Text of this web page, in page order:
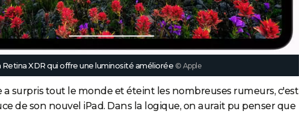
Retina XDR qui offre une luminosité améliorée © Apple
a surpris tout le monde et éteint les nombreuses rumeurs, c'est
de son nouvel iPad. Dans la logique, on aurait pu penser que